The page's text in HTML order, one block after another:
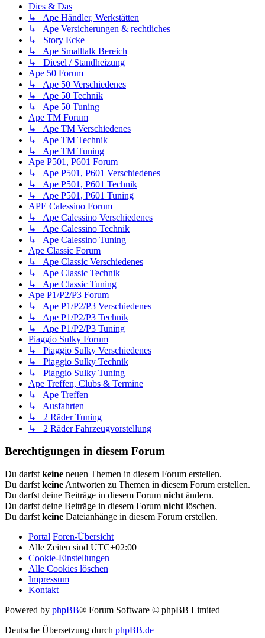
Dies & Das
↳ Ape Händler, Werkstätten
↳ Ape Versicherungen & rechtliches
↳ Story Ecke
↳ Ape Smalltalk Bereich
↳ Diesel / Standheizung
Ape 50 Forum
↳ Ape 50 Verschiedenes
↳ Ape 50 Technik
↳ Ape 50 Tuning
Ape TM Forum
↳ Ape TM Verschiedenes
↳ Ape TM Technik
↳ Ape TM Tuning
Ape P501, P601 Forum
↳ Ape P501, P601 Verschiedenes
↳ Ape P501, P601 Technik
↳ Ape P501, P601 Tuning
APE Calessino Forum
↳ Ape Calessino Verschiedenes
↳ Ape Calessino Technik
↳ Ape Calessino Tuning
Ape Classic Forum
↳ Ape Classic Verschiedenes
↳ Ape Classic Technik
↳ Ape Classic Tuning
Ape P1/P2/P3 Forum
↳ Ape P1/P2/P3 Verschiedenes
↳ Ape P1/P2/P3 Technik
↳ Ape P1/P2/P3 Tuning
Piaggio Sulky Forum
↳ Piaggio Sulky Verschiedenes
↳ Piaggio Sulky Technik
↳ Piaggio Sulky Tuning
Ape Treffen, Clubs & Termine
↳ Ape Treffen
↳ Ausfahrten
↳ 2 Räder Tuning
↳ 2 Räder Fahrzeugvorstellung
Berechtigungen in diesem Forum
Du darfst keine neuen Themen in diesem Forum erstellen.
Du darfst keine Antworten zu Themen in diesem Forum erstellen.
Du darfst deine Beiträge in diesem Forum nicht ändern.
Du darfst deine Beiträge in diesem Forum nicht löschen.
Du darfst keine Dateianhänge in diesem Forum erstellen.
Portal Foren-Übersicht
Alle Zeiten sind UTC+02:00
Cookie-Einstellungen
Alle Cookies löschen
Impressum
Kontakt
Powered by phpBB® Forum Software © phpBB Limited
Deutsche Übersetzung durch phpBB.de